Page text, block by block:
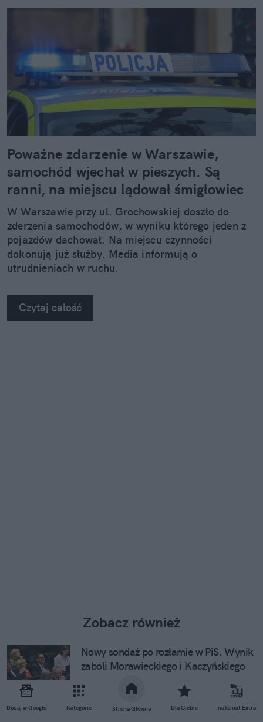
Dodaj w Google Kategorie Strona Główna Dla Ciebie naTemat Extra
Poważne zdarzenie w Warszawie,
samochód wjechał w pieszych. Są
ranni, na miejscu lądował śmigłowiec
W Warszawie przy ul. Grochowskiej doszło do
zderzenia samochodów, w wyniku którego jeden z
pojazdów dachował. Na miejscu czynności
dokonują już służby. Media informują o
utrudnieniach w ruchu.
Czytaj całość
Zobacz również
Nowy sondaż po rozłamie w PiS. Wynik
zaboli Morawieckiego i Kaczyńskiego
Jedli mniej cukru jako dzieci. Po latach